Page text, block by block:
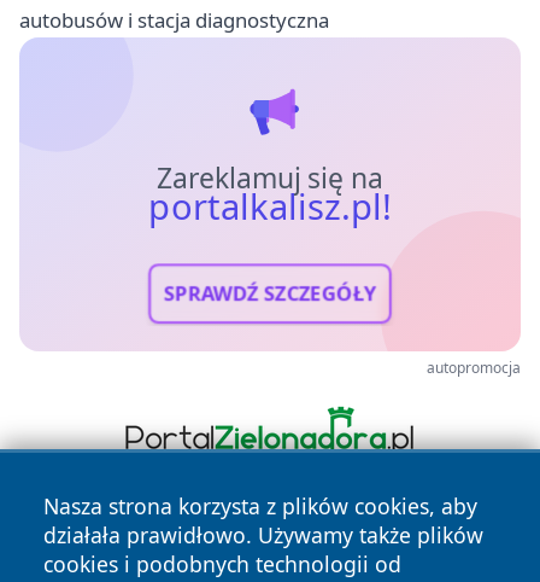
autobusów i stacja diagnostyczna
Zareklamuj się na
portalkalisz.pl!
SPRAWDŹ SZCZEGÓŁY
autopromocja
Nasza strona korzysta z plików cookies, aby
działała prawidłowo. Używamy także plików
cookies i podobnych technologii od